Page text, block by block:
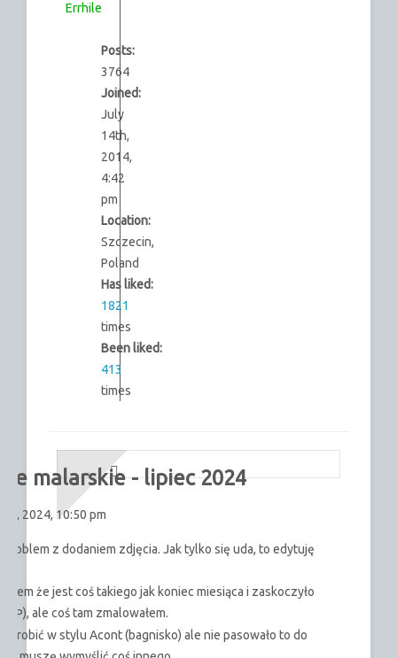
Errhile
Posts:
3764
Joined:
July
14th,
2014,
4:42
pm
Location:
Szczecin,
Poland
Has liked:
1821
times
Been liked:
413
times
malarskie - lipiec 2024
2024, 10:50 pm
problem z dodaniem zdjęcia. Jak tylko się uda, to edytuję
że jest coś takiego jak koniec miesiąca i zaskoczyło
), ale coś tam zmalowałem.
zrobić w stylu Acont (bagnisko) ale nie pasowało to do